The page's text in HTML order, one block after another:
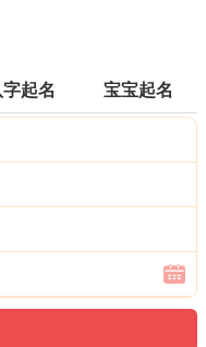
字起名 宝宝起名